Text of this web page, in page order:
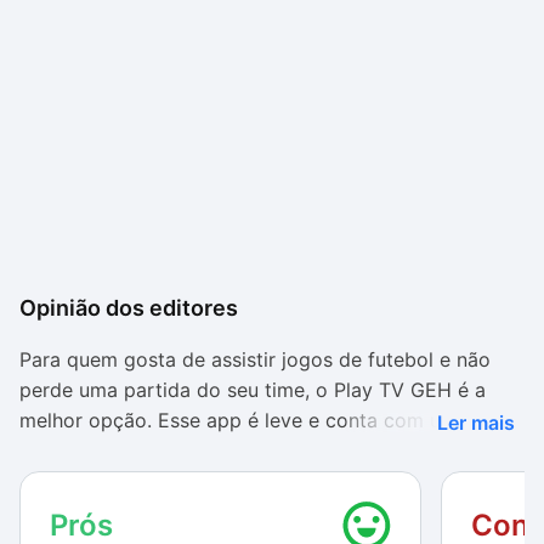
Opinião dos editores
Para quem gosta de assistir jogos de futebol e não
perde uma partida do seu time, o Play TV GEH é a
melhor opção. Esse app é leve e conta com um bom
vantagem de ser gratuito e funcionar sem acesso à
internet e depois você pode acompanhar o placar do
Ler mais
Prós